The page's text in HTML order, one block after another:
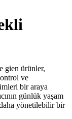
gien ürünler,
ve
bir araya
günlük yaşam
yönetilebilir bir